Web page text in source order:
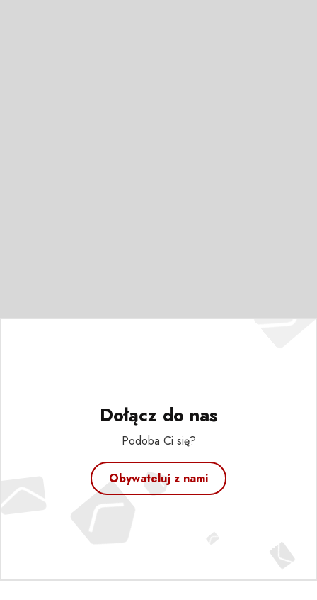
Dołącz do nas
Podoba Ci się?
Obywateluj z nami